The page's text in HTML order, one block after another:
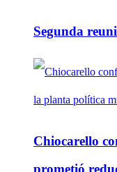
Segunda
Chiocarello
prometió